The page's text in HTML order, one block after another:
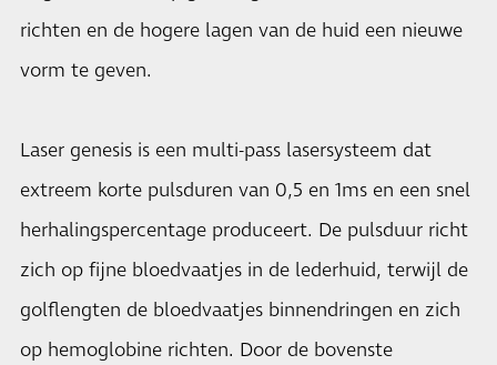
richten en de hogere lagen van de huid een nieuwe
vorm te geven.
Laser genesis is een multi-pass lasersysteem dat
extreem korte pulsduren van 0,5 en 1ms en een snel
herhalingspercentage produceert. De pulsduur richt
zich op fijne bloedvaatjes in de lederhuid, terwijl de
golflengten de bloedvaatjes binnendringen en zich
op hemoglobine richten. Door de bovenste